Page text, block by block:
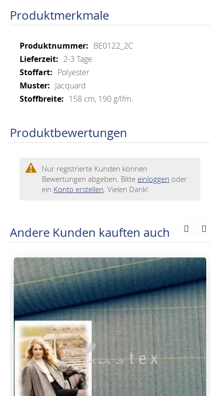
Produktmerkmale
Mehr
Informationen
BE0122_2C
2-3 Tage
Polyester
Jacquard
158 cm, 190 g/lfm.
Produktbewertungen
Nur registrierte Kunden können
Bewertungen abgeben. Bitte einloggen oder
ein Konto erstellen. Vielen Dank!
Andere Kunden kauften auch